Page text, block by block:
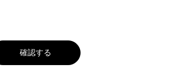
確認する